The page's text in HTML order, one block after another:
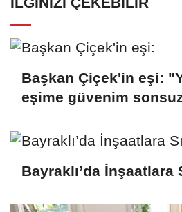
Başkan Çiçek'in eşi:
eşime güvenim
Bayraklı’da İnşaatlara